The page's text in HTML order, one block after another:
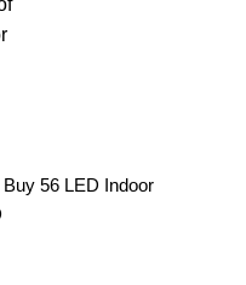
56 LED Indoor